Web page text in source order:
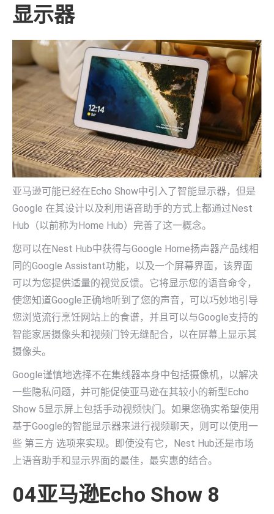
显示器
亚马逊可能已经在Echo Show中引入了智能显示器，但是
Google 在其设计以及利用语音助手的方式上都通过Nest
Hub（以前称为Home Hub）完善了这一概念。
您可以在Nest Hub中获得与Google Home扬声器产品线相
同的Google Assistant功能，以及一个屏幕界面，该界面
可以为您提供适量的视觉反馈。它将显示您的语音命令，
使您知道Google正确地听到了您的声音，可以巧妙地引导
您浏览流行烹饪网站上的食谱，并且可以与Google支持的
智能家居摄像头和视频门铃无缝配合，以在屏幕上显示其
摄像头。
Google谨慎地选择不在集线器本身中包括摄像机，以解决
一些隐私问题，并可能促使亚马逊在其较小的新型Echo
Show 5显示屏上包括手动视频快门。如果您确实希望使用
基于Google的智能显示器来进行视频聊天，则可以使用一
些 第三方 选项来实现。即使没有它，Nest Hub还是市场
上语音助手和显示界面的最佳，最实惠的结合。
04亚马逊Echo Show 8